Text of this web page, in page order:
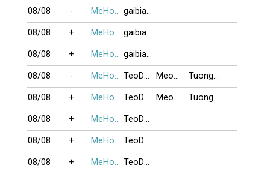
08/08 - MeHonTran gaibiaom
08/08 + MeHonTran gaibiaom
08/08 + MeHonTran gaibiaom
08/08 - MeHonTran TeoDaiCa Meomun4014 TuongTu
08/08 + MeHonTran TeoDaiCa Meomun4014 TuongTu
08/08 + MeHonTran TeoDaiCa
08/08 + MeHonTran TeoDaiCa
08/08 + MeHonTran TeoDaiCa